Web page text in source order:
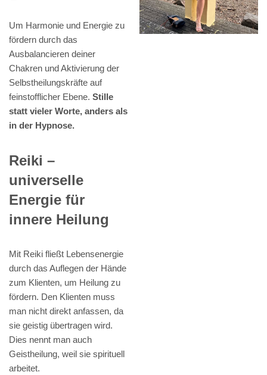
Um Harmonie und Energie zu
fördern durch das
Ausbalancieren deiner
Chakren und Aktivierung der
Selbstheilungskräfte auf
feinstofflicher Ebene. Stille
statt vieler Worte, anders als
in der Hypnose.
Reiki –
universelle
Energie für
innere Heilung
Mit Reiki fließt Lebensenergie
durch das Auflegen der Hände
zum Klienten, um Heilung zu
fördern. Den Klienten muss
man nicht direkt anfassen, da
sie geistig übertragen wird.
Dies nennt man auch
Geistheilung, weil sie spirituell
arbeitet.